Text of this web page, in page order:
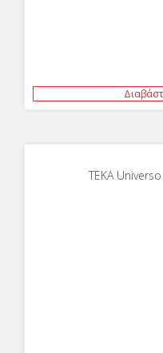
ΤΕΚΑ